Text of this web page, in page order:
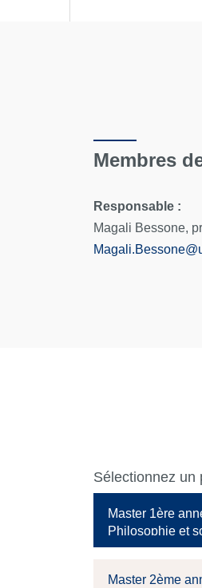
Membres
Responsable :
Magali Bessone,
Magali.Bessone@
Sélectionnez un
Master 1ère
Philosophie et
Master 2ème